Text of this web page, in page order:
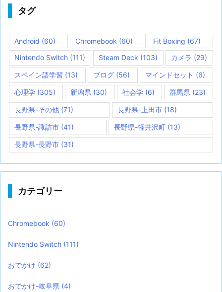
タグ
Android (60) Chromebook (60) Fit Boxing (67)
Nintendo Switch (111) Steam Deck (103) カメラ (29)
スペイン語学習 (13) ブログ (56) マインドセット (6)
心理学 (305) 新潟県 (30) 社会学(6) 群馬県 (23)
長野県-その他 (71) 長野県-上田市(18)
長野県-諏訪市 (41) 長野県-軽井沢町 (13)
長野県-長野市 (31)
カテゴリー
Chromebook (60)
Nintendo Switch (111)
おでかけ (62)
おでかけ-岐阜県 (4)